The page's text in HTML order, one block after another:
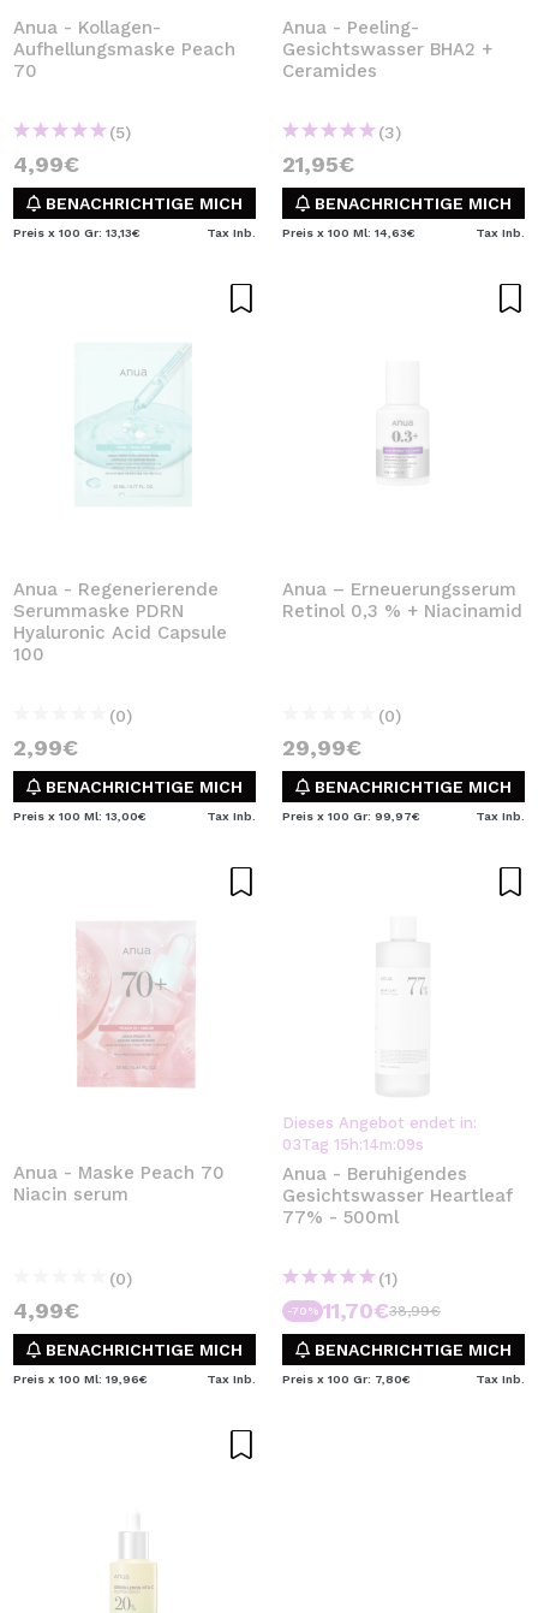
Anua - Kollagen-
Aufhellungsmaske Peach
70
(5)
4,99€
BENACHRICHTIGE MICH
Preis x 100 Gr: 13,13€ Tax Inb.
Anua - Peeling-
Gesichtswasser BHA2 +
Ceramides
(3)
21,95€
BENACHRICHTIGE MICH
Preis x 100 Ml: 14,63€ Tax Inb.
Anua - Regenerierende
Serummaske PDRN
Hyaluronic Acid Capsule
100
(0)
2,99€
BENACHRICHTIGE MICH
Preis x 100 Ml: 13,00€ Tax Inb.
Anua – Erneuerungsserum
Retinol 0,3 % + Niacinamid
(0)
29,99€
BENACHRICHTIGE MICH
Preis x 100 Gr: 99,97€ Tax Inb.
Anua - Maske Peach 70
Niacin serum
(0)
4,99€
BENACHRICHTIGE MICH
Preis x 100 Ml: 19,96€ Tax Inb.
Dieses Angebot endet in:
03Tag 15 h:14m:09s
Anua - Beruhigendes
Gesichtswasser Heartleaf
77% - 500ml
(1)
-70% 11,70€38,99€
BENACHRICHTIGE MICH
Preis x 100 Gr: 7,80€ Tax Inb.